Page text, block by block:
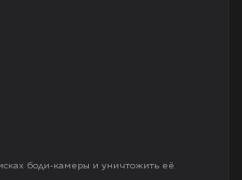
боди-камеры и уничтожить её